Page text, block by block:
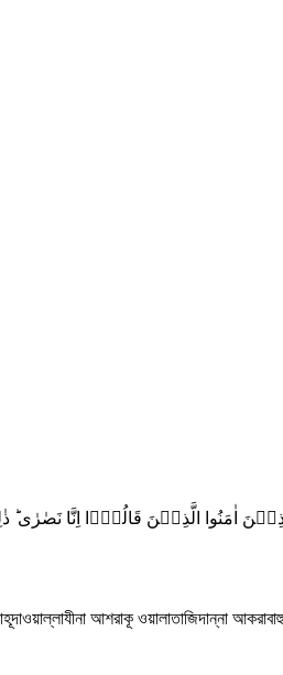
اٰمَنُوا الَّذِیۡنَ قَالُوۡۤا اِنَّا
আশরাকূ ওয়ালাতাজিদান্না